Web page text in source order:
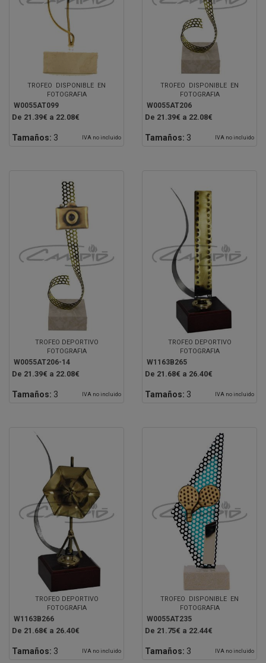
TROFEO DISPONIBLE EN
FOTOGRAFIA
W0055AT099
De 21.39€ a 22.08€
Tamaños: 3 IVA no incluido
TROFEO DISPONIBLE EN
FOTOGRAFIA
W0055AT206
De 21.39€ a 22.08€
Tamaños: 3 IVA no incluido
TROFEO DEPORTIVO
FOTOGRAFIA
W0055AT206-14
De 21.39€ a 22.08€
Tamaños: 3 IVA no incluido
TROFEO DEPORTIVO
FOTOGRAFIA
W1163B265
De 21.68€ a 26.40€
Tamaños: 3 IVA no incluido
TROFEO DEPORTIVO
FOTOGRAFIA
W1163B266
De 21.68€ a 26.40€
Tamaños: 3 IVA no incluido
TROFEO DISPONIBLE EN
FOTOGRAFIA
W0055AT235
De 21.75€ a 22.44€
Tamaños: 3 IVA no incluido